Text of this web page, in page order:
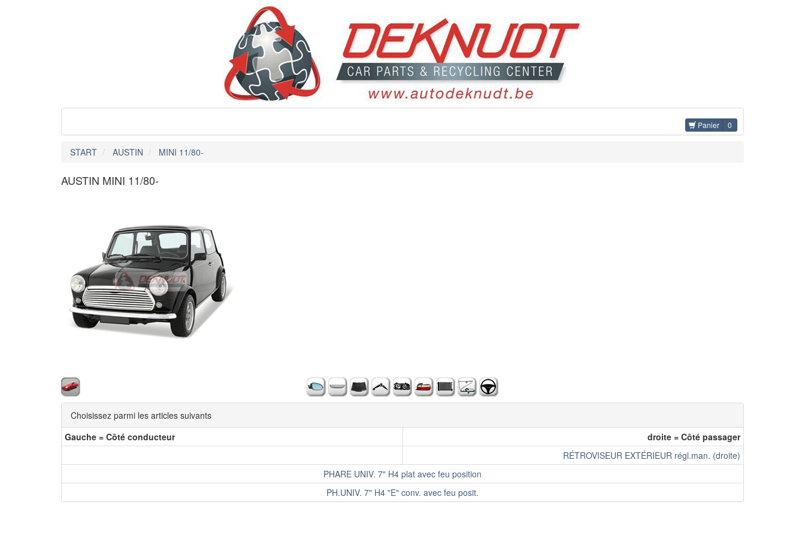
Panier 0
START AUSTIN MINI 11/80-
AUSTIN MINI 11/80-
Choisissez parmi les articles suivants
Gauche = Côté conducteur
droite = Côté passager
RÉTROVISEUR EXTÉRIEUR régl.man. (droite)
PHARE UNIV. 7" H4 plat avec feu position
PH.UNIV. 7" H4 "E" conv. avec feu posit.